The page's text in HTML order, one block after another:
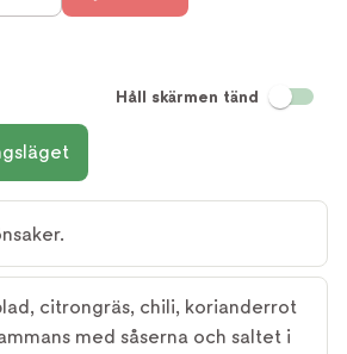
Håll skärmen tänd
citrongräs, chili, korianderrot
med såserna och saltet i